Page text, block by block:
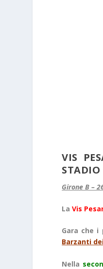
VIS
STADIO
Girone B –
LaVis
Gara che i
Barzanti
Nella